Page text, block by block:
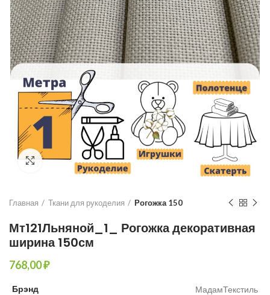
Увеличить
Главная Ткани для рукоделия Рогожка 150
Мт121Льняной_1_ Рогожка декоративная
ширина 150см
₽
Брэнд МадамТекстиль